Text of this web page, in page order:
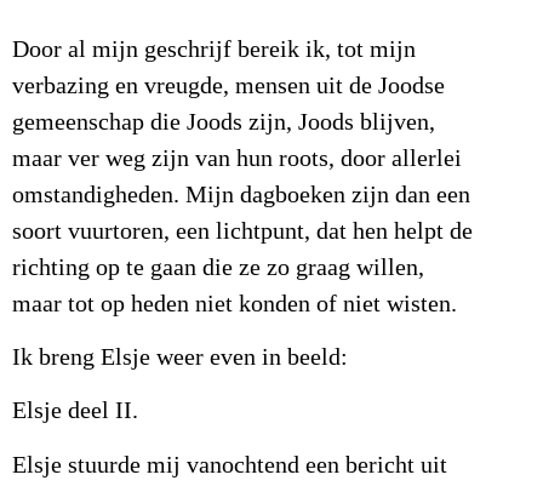
Door al mijn geschrijf bereik ik, tot mijn
verbazing en vreugde, mensen uit de Joodse
gemeenschap die Joods zijn, Joods blijven,
maar ver weg zijn van hun roots, door allerlei
omstandigheden. Mijn dagboeken zijn dan een
soort vuurtoren, een lichtpunt, dat hen helpt de
richting op te gaan die ze zo graag willen,
maar tot op heden niet konden of niet wisten.
Ik breng Elsje weer even in beeld:
Elsje deel II.
Elsje stuurde mij vanochtend een bericht uit